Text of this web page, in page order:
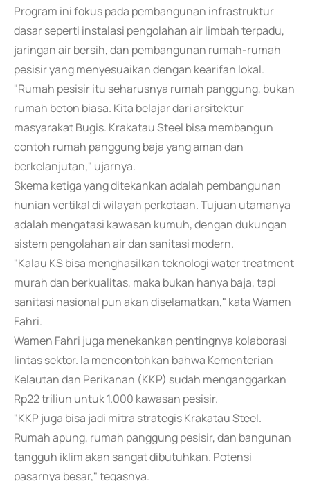
Program ini fokus pada pembangunan infrastruktur
dasar seperti instalasi pengolahan air limbah terpadu,
jaringan air bersih, dan pembangunan rumah-rumah
pesisir yang menyesuaikan dengan kearifan lokal.
"Rumah pesisir itu seharusnya rumah panggung, bukan
rumah beton biasa. Kita belajar dari arsitektur
masyarakat Bugis. Krakatau Steel bisa membangun
contoh rumah panggung baja yang aman dan
berkelanjutan," ujarnya.
Skema ketiga yang ditekankan adalah pembangunan
hunian vertikal di wilayah perkotaan. Tujuan utamanya
adalah mengatasi kawasan kumuh, dengan dukungan
sistem pengolahan air dan sanitasi modern.
"Kalau KS bisa menghasilkan teknologi water treatment
murah dan berkualitas, maka bukan hanya baja, tapi
sanitasi nasional pun akan diselamatkan," kata Wamen
Fahri.
Wamen Fahri juga menekankan pentingnya kolaborasi
lintas sektor. Ia mencontohkan bahwa Kementerian
Kelautan dan Perikanan (KKP) sudah menganggarkan
Rp22 triliun untuk 1.000 kawasan pesisir.
"KKP juga bisa jadi mitra strategis Krakatau Steel.
Rumah apung, rumah panggung pesisir, dan bangunan
tangguh iklim akan sangat dibutuhkan. Potensi
pasarnya besar," tegasnya.